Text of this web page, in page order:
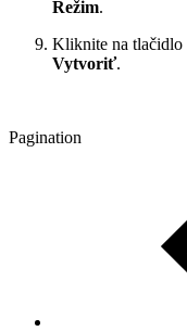
Režim.
Kliknite na tlačidlo
Vytvoriť.
Pagination